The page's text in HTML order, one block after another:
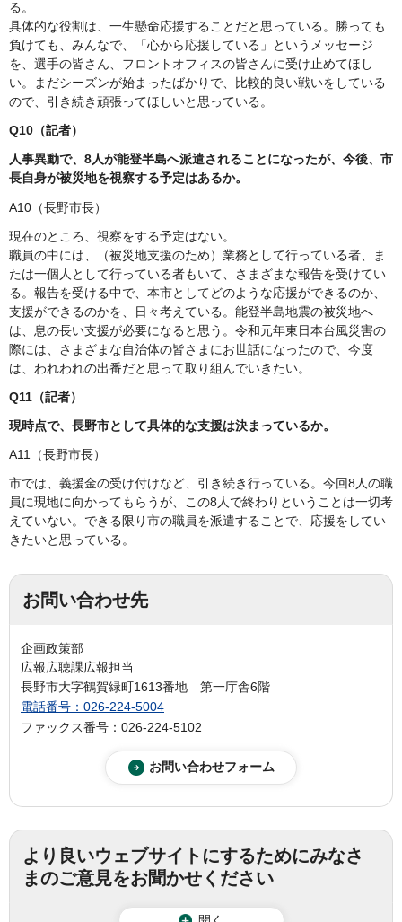
る。
具体的な役割は、一生懸命応援することだと思っている。勝っても
負けても、みんなで、「心から応援している」というメッセージ
を、選手の皆さん、フロントオフィスの皆さんに受け止めてほし
い。まだシーズンが始まったばかりで、比較的良い戦いをしている
ので、引き続き頑張ってほしいと思っている。
Q10（記者）
人事異動で、8人が能登半島へ派遣されることになったが、今後、市
長自身が被災地を視察する予定はあるか。
A10（長野市長）
現在のところ、視察をする予定はない。
職員の中には、（被災地支援のため）業務として行っている者、ま
たは一個人として行っている者もいて、さまざまな報告を受けてい
る。報告を受ける中で、本市としてどのような応援ができるのか、
支援ができるのかを、日々考えている。能登半島地震の被災地へ
は、息の長い支援が必要になると思う。令和元年東日本台風災害の
際には、さまざまな自治体の皆さまにお世話になったので、今度
は、われわれの出番だと思って取り組んでいきたい。
Q11（記者）
現時点で、長野市として具体的な支援は決まっているか。
A11（長野市長）
市では、義援金の受け付けなど、引き続き行っている。今回8人の職
員に現地に向かってもらうが、この8人で終わりということは一切考
えていない。できる限り市の職員を派遣することで、応援をしてい
きたいと思っている。
お問い合わせ先
企画政策部
広報広聴課広報担当
長野市大字鶴賀緑町1613番地 第一庁舎6階
電話番号：026-224-5004
ファックス番号：026-224-5102
より良いウェブサイトにするためにみなさ
まのご意見をお聞かせください